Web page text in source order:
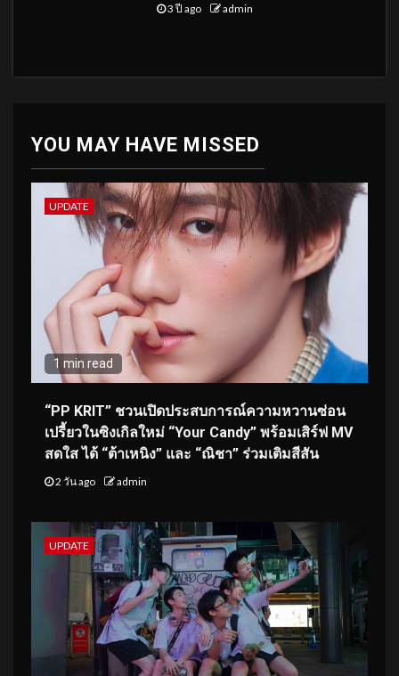
3 ปี ago admin
YOU MAY HAVE MISSED
UPDATE
1 min read
“PP KRIT” ชวนเปิดประสบการณ์ความหวานซ่อน
เปรี้ยวในซิงเกิลใหม่ “Your Candy” พร้อมเสิร์ฟ MV
สดใส ได้ “ต้าเหนิง” และ “ณิชา” ร่วมเติมสีสัน
2 วัน ago admin
UPDATE